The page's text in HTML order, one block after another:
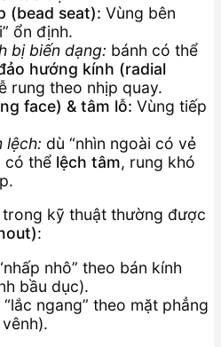
(bead seat): Vùng bên
ổn định.
bị biến dạng: bánh có thể
hướng kính (radial
rung theo nhịp quay.
face) & tâm lỗ: Vùng tiếp
lệch: dù “nhìn ngoài có vẻ
có thể lệch tâm, rung khó
trong kỹ thuật thường được
:
nhô” theo bán kính
bầu dục).
“lắc ngang” theo mặt phẳng